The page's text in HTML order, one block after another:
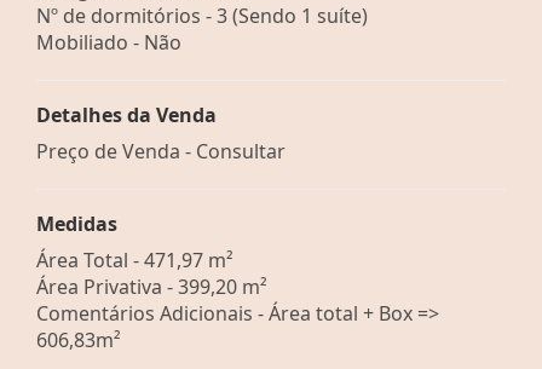
Nº de dormitórios - 3 (Sendo 1 suíte)
Mobiliado - Não
Detalhes da Venda
Preço de Venda - Consultar
Medidas
Área Total - 471,97 m²
Área Privativa - 399,20 m²
Comentários Adicionais - Área total + Box =>
606,83m²